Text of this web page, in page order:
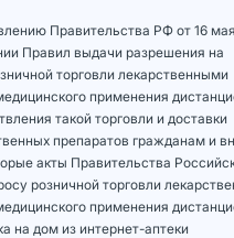
Правительства РФ от 16
Правил выдачи разрешения на
торговли лекарственными
применения
такой торговли и доставки
препаратов гражданам и
акты Правительства
розничной торговли
применения
на дом из интернет-аптеки